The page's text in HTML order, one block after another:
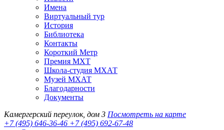
Имена
Виртуальный тур
История
Библиотека
Контакты
Короткий Метр
Премия МХТ
Школа-студия МХАТ
Музей МХАТ
Благодарности
Документы
Камергерский переулок, дом 3 Посмотреть на карте
+7 (495) 646-36-46 +7 (495) 692-67-48‬